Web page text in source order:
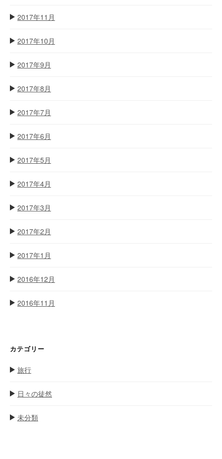
2017年11月
2017年10月
2017年9月
2017年8月
2017年7月
2017年6月
2017年5月
2017年4月
2017年3月
2017年2月
2017年1月
2016年12月
2016年11月
カテゴリー
旅行
日々の徒然
未分類